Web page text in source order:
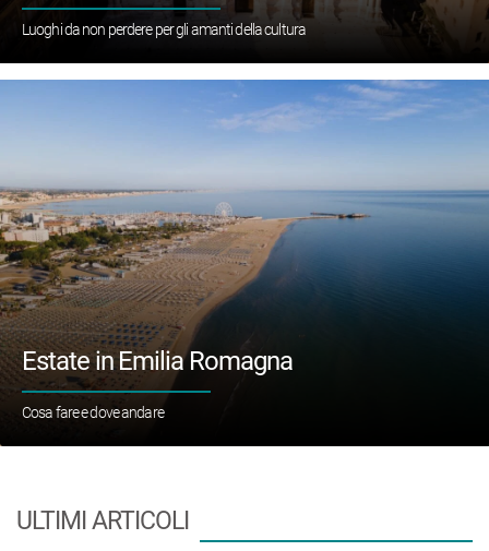
Luoghi da non perdere per gli amanti della cultura
Estate in Emilia Romagna
Cosa fare e dove andare
ULTIMI ARTICOLI